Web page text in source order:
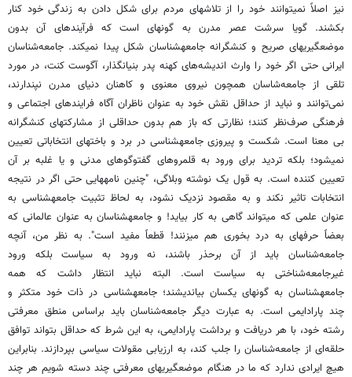
نیز اصلاً نمی‏توانند خود را از تلاش‏های مردم برای شکل دادن به زندگی خود کنار
بکشند. گویا سرشت عصر مدرن به گونه‏ای است که فرآیندهای آن بدون
موضع‏گیری‏های صریح و کنشگرانه جامعه‏شناسان شکل پیدا نمی‏کند. جامعه‌شناسان
ایرانی حتی اگر خود را وارث اندیشه‌های کهنه پدر بنیانگذار، آگوست کنت، در مورد
تلقی از جامعه‌شاسان همچون نیروی معنوی و کاهنان دنیای مدرن نپندارند،
نمی‌توانند و نباید از حداقل نقش خود به عنوان ناظران آگاه فرایندهای اجتماعی و
فرهنگی صرف‌نظر کنند؛ نظارتی که باز هم بدون حداقلی از مشارکت‏های کنشگرانه
بی معنا است. شکست و پیروزی جامعه‏شناسی در برد و باخت‏های انتخاباتی تعیین
نمی‏شود؛ بلکه تردید برای ورود به قلمروهای گفت‏وگوهای مدنی و یا غلبه بر آن
تعیین کننده است. به قول یک نوشته وبلاگی، "چنین نامه‏هایی حتی اگر در نتیجه
انتخابات تاثیر نکند و به مقصود نزدیک نشود، به لحاظ تثبیت جامعه‏شناسی به
عنوان علمی که می‏تواند گاهی به کار بیاید! و جامعه‏شناسان به عنوان عالمانی که
بعضاً حرف‏های به درد بخوری هم می‏زنند! قطعاً مفید است". به نظر من، آنچه
جامعه‌شناسان باید از آن برحذر باشند، نه ورود به سیاست بلکه ورود
غیرجامعه‌شناختی به سیاست است. البته نباید انتظار داشت که همه
جامعه‏شناسان به گونه‏ای یکسان بیاندیشند؛ جامعه‏شناسی در ذات خود متکثر و
چند پارادایمی است. به عبارت دیگر جامعه‌شناسان باید براساس منطق معرفتی
رشته خود، با هر دریافت و برداشت پارادایمی، به این شرط که حداقل بتواند توافق
حلقه‌ای از جامعه‌شناسان را جلب کند، به ارزیابی مقولات سیاسی بپردازند. بنابراین
هیچ ایرادی ندارد که ما در هنگام موضع‏گیری‏های معرفتی چند دسته شویم هر چند